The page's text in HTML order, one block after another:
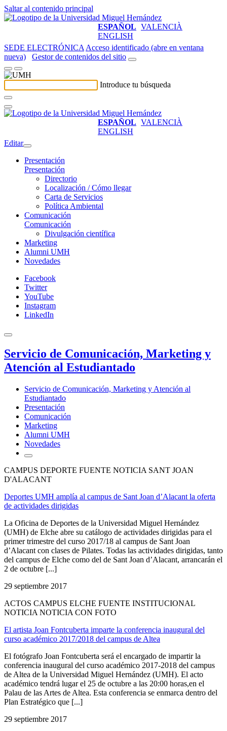
Saltar al contenido principal
ESPAÑOL VALENCIÀ
ENGLISH
SEDE ELECTRÓNICA Acceso identificado (abre en ventana
nueva)
Gestor de contenidos del sitio
Introduce tu búsqueda
ESPAÑOL VALENCIÀ
ENGLISH
Editar
Presentación
Presentación
Directorio
Localización / Cómo llegar
Carta de Servicios
Política Ambiental
Comunicación
Comunicación
Divulgación científica
Marketing
Alumni UMH
Novedades
Facebook
Twitter
YouTube
Instagram
LinkedIn
Servicio de Comunicación, Marketing y
Atención al Estudiantado
Servicio de Comunicación, Marketing y Atención al
Estudiantado
Presentación
Comunicación
Marketing
Alumni UMH
Novedades
CAMPUS DEPORTE FUENTE NOTICIA SANT JOAN
D'ALACANT
Deportes UMH amplía al campus de Sant Joan d’Alacant la oferta
de actividades dirigidas
La Oficina de Deportes de la Universidad Miguel Hernández
(UMH) de Elche abre su catálogo de actividades dirigidas para el
primer trimestre del curso 2017/18 al campus de Sant Joan
d’Alacant con clases de Pilates. Todas las actividades dirigidas, tanto
del campus de Elche como del de Sant Joan d’Alacant, arrancarán el
2 de octubre [...]
29 septiembre 2017
ACTOS CAMPUS ELCHE FUENTE INSTITUCIONAL
NOTICIA NOTICIA CON FOTO
El artista Joan Fontcuberta imparte la conferencia inaugural del
curso académico 2017/2018 del campus de Altea
El fotógrafo Joan Fontcuberta será el encargado de impartir la
conferencia inaugural del curso académico 2017-2018 del campus
de Altea de la Universidad Miguel Hernández (UMH). El acto
académico tendrá lugar el 25 de octubre a las 20:00 horas,en el
Palau de las Artes de Altea. Esta conferencia se enmarca dentro del
Plan Estratégico que [...]
29 septiembre 2017